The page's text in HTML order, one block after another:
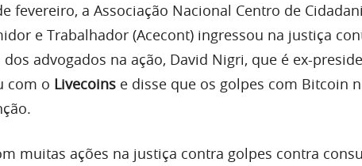
fevereiro, a Associação Nacional Centro de
e Trabalhador (Acecont) ingressou na justiça
advogados na ação, David Nigri, que é ex-
com o Livecoins e disse que os golpes com Bitcoin
muitas ações na justiça contra golpes contra